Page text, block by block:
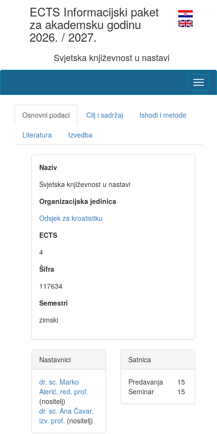
ECTS Informacijski paket
za akademsku godinu
2026. / 2027.
Svjetska književnost u nastavi
Osnovni podaci Cilj i sadržaj Ishodi i metode
Literatura Izvedba
Naziv
Svjetska književnost u nastavi
Organizacijska jedinica
Odsjek za kroatistiku
ECTS
4
Šifra
117634
Semestri
zimski
Nastavnici
dr. sc. Marko
Alerić, red. prof.
(nositelj)
dr. sc. Ana Ćavar,
izv. prof. (nositelj)
Satnica
Predavanja
15
Seminar
15